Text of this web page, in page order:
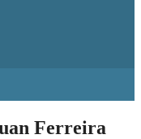
Ferreira